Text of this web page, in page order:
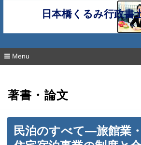
日本橋くるみ行政書
Menu
へ
著書・論文
民泊のすべて―旅館業